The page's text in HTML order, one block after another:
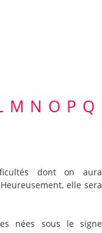
M N O P Q
dont on aura
elle sera
nées sous le signe